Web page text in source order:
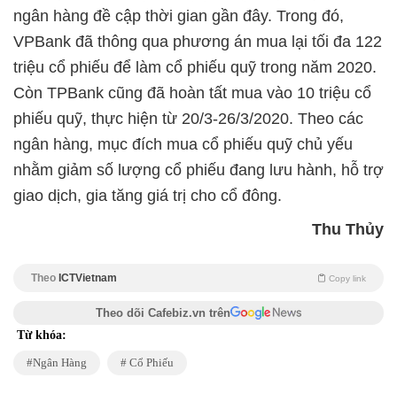
ngân hàng đề cập thời gian gần đây. Trong đó,
VPBank đã thông qua phương án mua lại tối đa 122
triệu cổ phiếu để làm cổ phiếu quỹ trong năm 2020.
Còn TPBank cũng đã hoàn tất mua vào 10 triệu cổ
phiếu quỹ, thực hiện từ 20/3-26/3/2020. Theo các
ngân hàng, mục đích mua cổ phiếu quỹ chủ yếu
nhằm giảm số lượng cổ phiếu đang lưu hành, hỗ trợ
giao dịch, gia tăng giá trị cho cổ đông.
Thu Thủy
Theo ICTVietnam Copy link
Theo dõi Cafebiz.vn trên
Từ khóa:
Ngân Hàng Cổ Phiếu